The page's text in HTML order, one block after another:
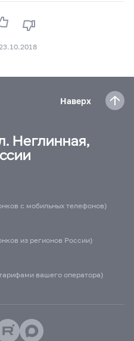
Наверх
Неглинная,
с мобильных телефонов)
из регионов России)
вашего оператора)